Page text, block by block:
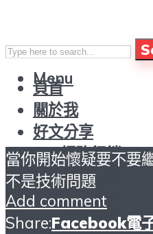
頁首
關於我
好文分享
網路行銷
品牌行銷
被動收入
創業新知分享
Menu
當你開始懷疑要不要
不是技術問題
Add comment
Share:Facebook電